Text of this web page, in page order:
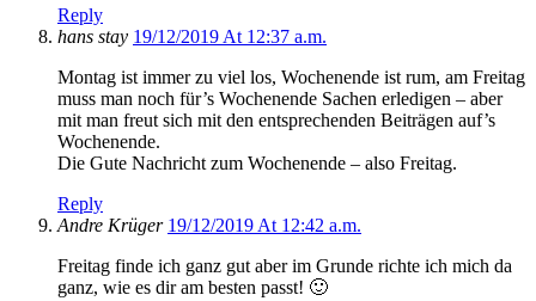
Reply
hans stay 19/12/2019 At 12:37 a.m.
Montag ist immer zu viel los, Wochenende ist rum, am Freitag
muss man noch für’s Wochenende Sachen erledigen – aber
mit man freut sich mit den entsprechenden Beiträgen auf’s
Wochenende.
Die Gute Nachricht zum Wochenende – also Freitag.
Reply
Andre Krüger 19/12/2019 At 12:42 a.m.
Freitag finde ich ganz gut aber im Grunde richte ich mich da
ganz, wie es dir am besten passt! 🙂